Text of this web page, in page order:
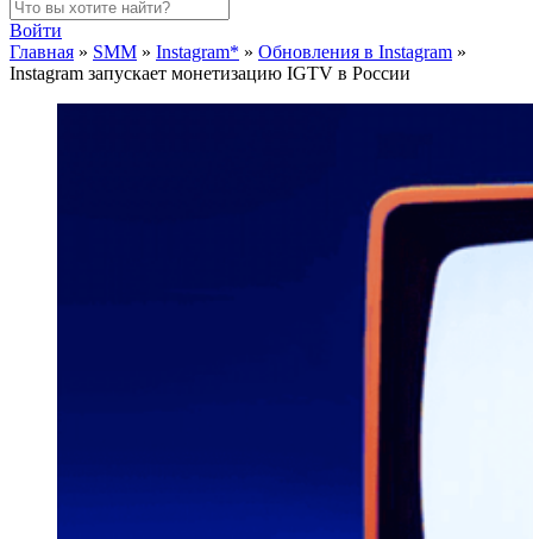
Войти
Главная » SMM » Instagram* » Обновления в Instagram »
Instagram запускает монетизацию IGTV в России